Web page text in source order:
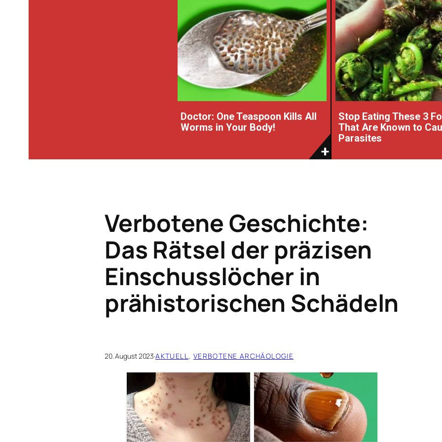
Doctor: One Teaspoon Kills All
Worms in Your Body!
Stop Eating These 3
That Are Known to
Parasites
Verbotene Geschichte:
Das Rätsel der präzisen
Einschusslöcher in
prähistorischen Schädeln
20. August 2023·AKTUELL, VERBOTENE ARCHÄOLOGIE